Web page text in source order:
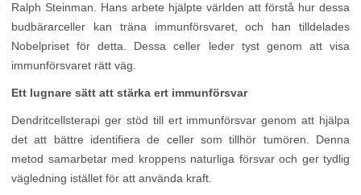
Ralph Steinman. Hans arbete hjälpte världen att förstå hur dessa
budbärarceller kan träna immunförsvaret, och han tilldelades
Nobelpriset för detta. Dessa celler leder tyst genom att visa
immunförsvaret rätt väg.
Ett lugnare sätt att stärka ert immunförsvar
Dendritcellsterapi ger stöd till ert immunförsvar genom att hjälpa
det att bättre identifiera de celler som tillhör tumören. Denna
metod samarbetar med kroppens naturliga försvar och ger tydlig
vägledning istället för att använda kraft.